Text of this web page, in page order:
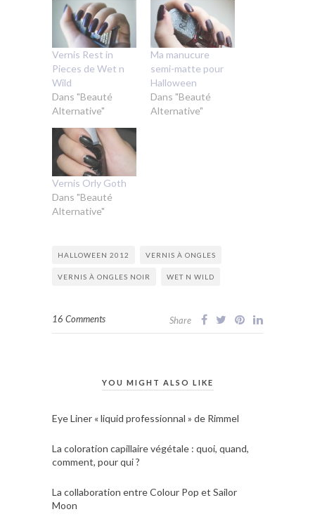
Vernis Rest in
Pieces de Wet n
Wild
Dans "Beauté
Alternative"
Ma manucure
semi-matte pour
Halloween
Dans "Beauté
Alternative"
Vernis Orly Goth
Dans "Beauté
Alternative"
HALLOWEEN 2012 VERNIS À ONGLES
VERNIS À ONGLES NOIR WET N WILD
16 Comments Share
YOU MIGHT ALSO LIKE
Eye Liner « liquid professionnal » de Rimmel
La coloration capillaire végétale : quoi, quand,
comment, pour qui ?
La collaboration entre Colour Pop et Sailor
Moon